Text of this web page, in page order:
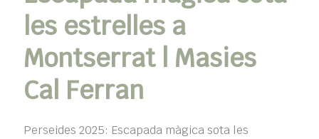
les estrelles a
Montserrat | Masies
Cal Ferran
Perseides 2025: Escapada màgica sota les